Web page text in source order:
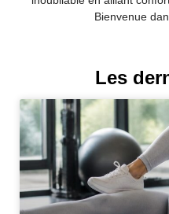
Bienvenue
Les